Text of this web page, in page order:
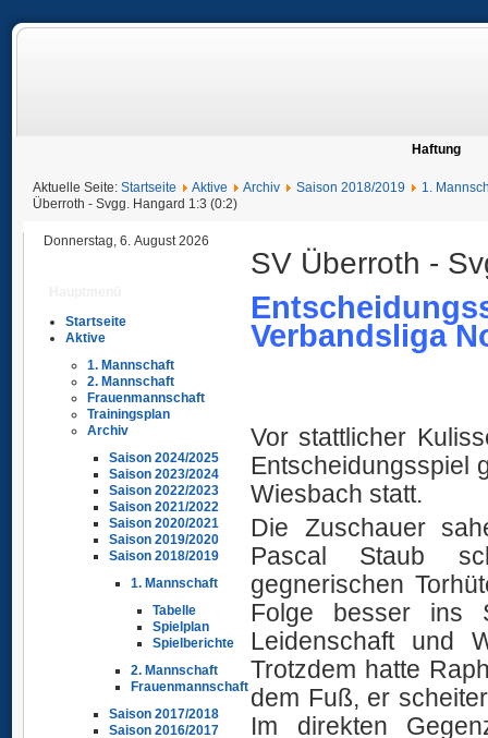
Haftung
Aktuelle Seite: Startseite Aktive Archiv Saison 2018/2019
1.
Überroth - Svgg. Hangard 1:3 (0:2)
Donnerstag, 6. August 2026
Startseite
Aktive
1. Mannschaft
2. Mannschaft
Frauenmannschaft
Trainingsplan
Archiv
Saison 2024/2025
Saison 2023/2024
Saison 2022/2023
Saison 2021/2022
Saison 2020/2021
Saison 2019/2020
Saison 2018/2019
1. Mannschaft
Tabelle
Spielplan
Spielberichte
2. Mannschaft
Frauenmannschaft
Saison 2017/2018
Saison 2016/2017
SV Überroth -
Verbandsliga
Vor stattlicher
Entscheidungsspiel
Wiesbach statt.
Die Zuschauer
Pascal Staub
gegnerischen
Folge besser ins
Leidenschaft und
Trotzdem hatte
dem Fuß, er
Im direkten